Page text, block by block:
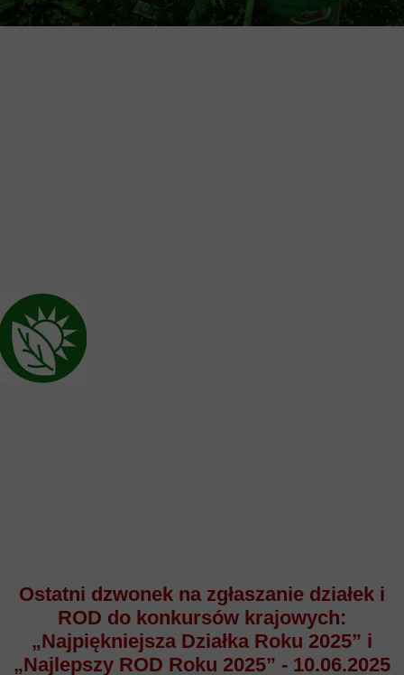
Ostatni dzwonek na zgłaszanie działek i
ROD do konkursów krajowych:
„Najpiękniejsza Działka Roku 2025” i
„Najlepszy ROD Roku 2025” - 10.06.2025